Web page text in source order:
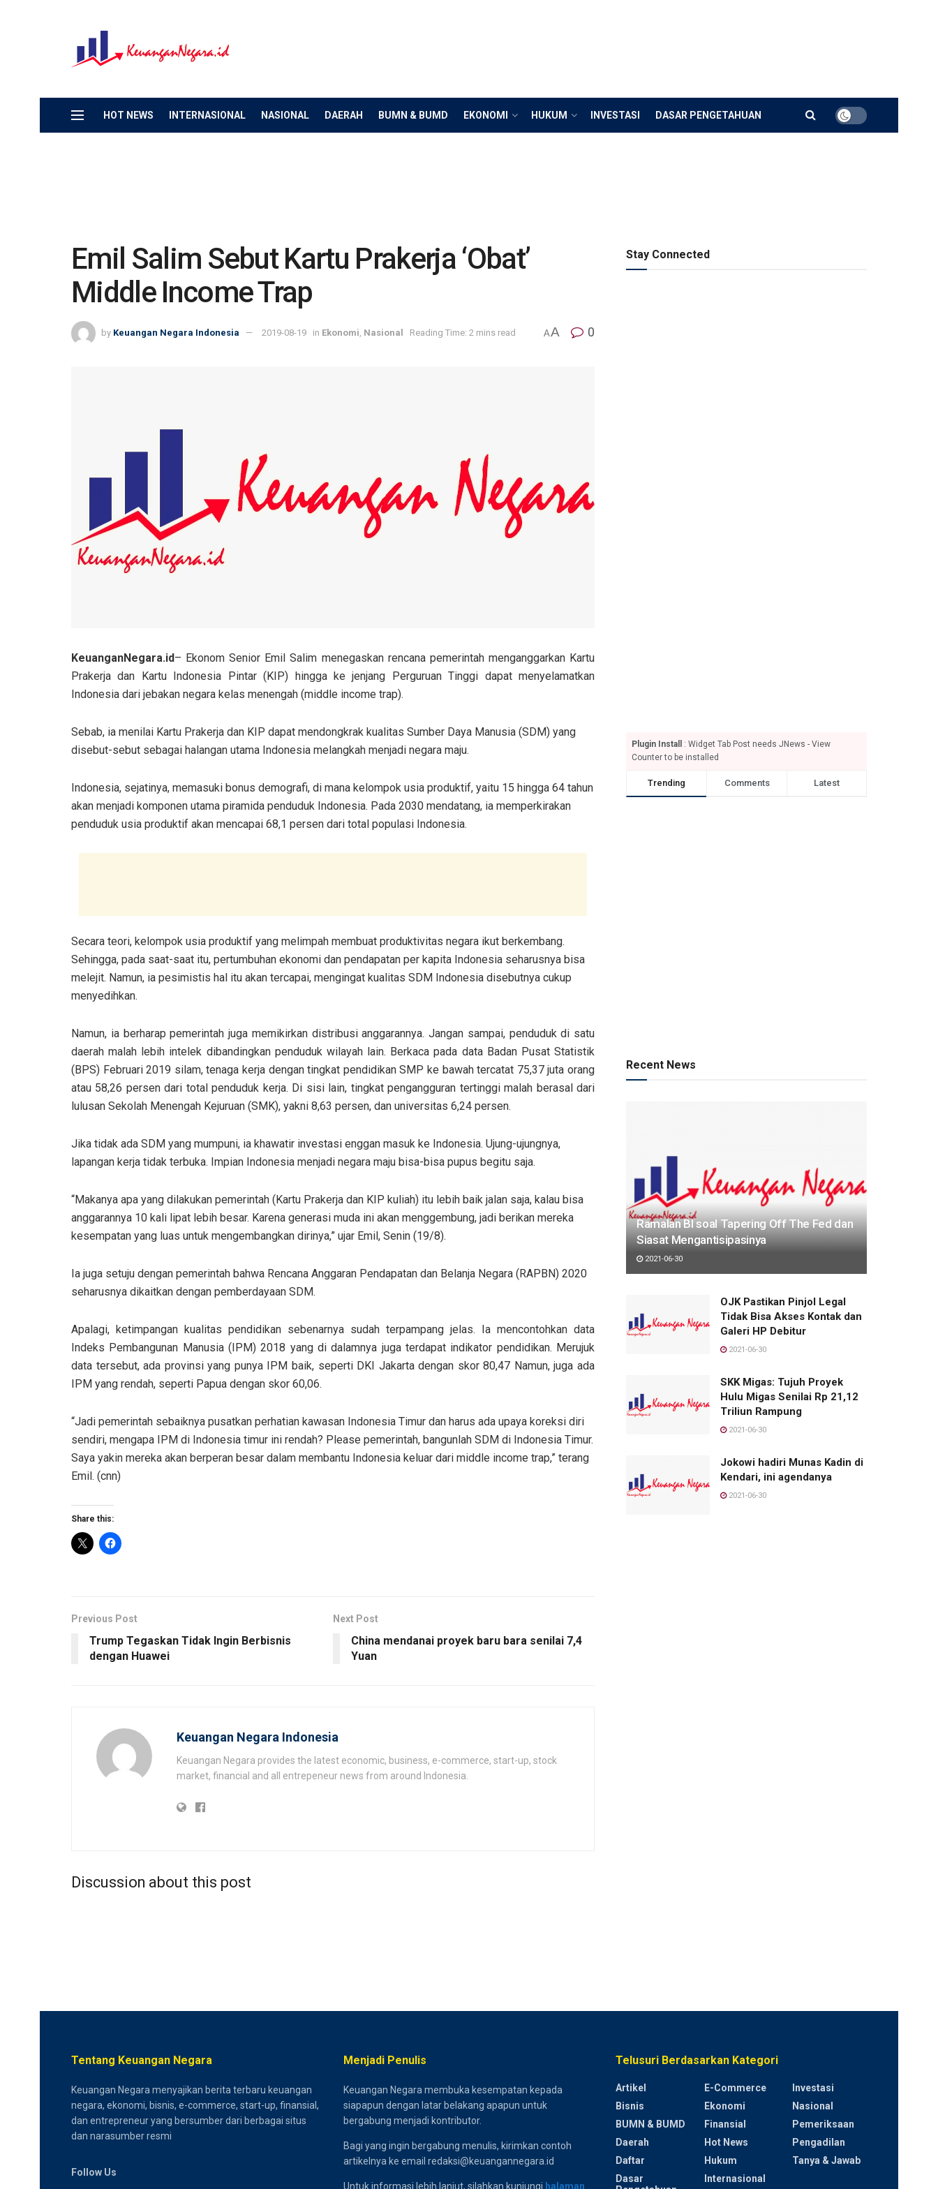
HOT NEWS INTERNASIONAL NASIONAL DAERAH BUMN & BUMD EKONOMI HUKUM INVESTASI DASAR PENGETAHUAN
Emil Salim Sebut Kartu Prakerja ‘Obat’
Middle Income Trap
by Keuangan Negara Indonesia 2019-08-19 in Ekonomi Nasional Reading Time: 2 mins read AA 0
KeuanganNegara.id– Ekonom Senior Emil Salim menegaskan rencana pemerintah menganggarkan Kartu
Prakerja dan Kartu Indonesia Pintar (KIP) hingga ke jenjang Perguruan Tinggi dapat menyelamatkan
Indonesia dari jebakan negara kelas menengah (middle income trap).
Sebab, ia menilai Kartu Prakerja dan KIP dapat mendongkrak kualitas Sumber Daya Manusia (SDM) yang
disebut-sebut sebagai halangan utama Indonesia melangkah menjadi negara maju.
Indonesia, sejatinya, memasuki bonus demografi, di mana kelompok usia produktif, yaitu 15 hingga 64 tahun
akan menjadi komponen utama piramida penduduk Indonesia. Pada 2030 mendatang, ia memperkirakan
penduduk usia produktif akan mencapai 68,1 persen dari total populasi Indonesia.
Secara teori, kelompok usia produktif yang melimpah membuat produktivitas negara ikut berkembang.
Sehingga, pada saat-saat itu, pertumbuhan ekonomi dan pendapatan per kapita Indonesia seharusnya bisa
melejit. Namun, ia pesimistis hal itu akan tercapai, mengingat kualitas SDM Indonesia disebutnya cukup
menyedihkan.
Namun, ia berharap pemerintah juga memikirkan distribusi anggarannya. Jangan sampai, penduduk di satu
daerah malah lebih intelek dibandingkan penduduk wilayah lain. Berkaca pada data Badan Pusat Statistik
(BPS) Februari 2019 silam, tenaga kerja dengan tingkat pendidikan SMP ke bawah tercatat 75,37 juta orang
atau 58,26 persen dari total penduduk kerja. Di sisi lain, tingkat pengangguran tertinggi malah berasal dari
lulusan Sekolah Menengah Kejuruan (SMK), yakni 8,63 persen, dan universitas 6,24 persen.
Jika tidak ada SDM yang mumpuni, ia khawatir investasi enggan masuk ke Indonesia. Ujung-ujungnya,
lapangan kerja tidak terbuka. Impian Indonesia menjadi negara maju bisa-bisa pupus begitu saja.
“Makanya apa yang dilakukan pemerintah (Kartu Prakerja dan KIP kuliah) itu lebih baik jalan saja, kalau bisa
anggarannya 10 kali lipat lebih besar. Karena generasi muda ini akan menggembung, jadi berikan mereka
kesempatan yang luas untuk mengembangkan dirinya,” ujar Emil, Senin (19/8).
Ia juga setuju dengan pemerintah bahwa Rencana Anggaran Pendapatan dan Belanja Negara (RAPBN) 2020
seharusnya dikaitkan dengan pemberdayaan SDM.
Apalagi, ketimpangan kualitas pendidikan sebenarnya sudah terpampang jelas. Ia mencontohkan data
Indeks Pembangunan Manusia (IPM) 2018 yang di dalamnya juga terdapat indikator pendidikan. Merujuk
data tersebut, ada provinsi yang punya IPM baik, seperti DKI Jakarta dengan skor 80,47 Namun, juga ada
IPM yang rendah, seperti Papua dengan skor 60,06.
“Jadi pemerintah sebaiknya pusatkan perhatian kawasan Indonesia Timur dan harus ada upaya koreksi diri
sendiri, mengapa IPM di Indonesia timur ini rendah? Please pemerintah, bangunlah SDM di Indonesia Timur.
Saya yakin mereka akan berperan besar dalam membantu Indonesia keluar dari middle income trap,” terang
Emil. (cnn)
Share this:
Previous Post
Trump Tegaskan Tidak Ingin Berbisnis
dengan Huawei
Next Post
China mendanai proyek baru bara senilai 7,4
Yuan
Keuangan Negara Indonesia
Keuangan Negara provides the latest economic, business, e-commerce, start-up, stock
market, financial and all entrepeneur news from around Indonesia.
Discussion about this post
Stay Connected
Plugin Install
: Widget Tab Post needs JNews - View
Counter to be installed
Trending Comments Latest
Recent News
Ramalan BI soal Tapering Off The Fed dan
Siasat Mengantisipasinya
2021-06-30
OJK Pastikan Pinjol Legal
Tidak Bisa Akses Kontak dan
Galeri HP Debitur
2021-06-30
SKK Migas: Tujuh Proyek
Hulu Migas Senilai Rp 21,12
Triliun Rampung
2021-06-30
Jokowi hadiri Munas Kadin di
Kendari, ini agendanya
2021-06-30
Tentang Keuangan Negara
Keuangan Negara menyajikan berita terbaru keuangan
negara, ekonomi, bisnis, e-commerce, start-up, finansial,
dan entrepreneur yang bersumber dari berbagai situs
dan narasumber resmi
Follow Us
Menjadi Penulis
Keuangan Negara membuka kesempatan kepada
siapapun dengan latar belakang apapun untuk
bergabung menjadi kontributor.
Bagi yang ingin bergabung menulis, kirimkan contoh
artikelnya ke email redaksi@keuangannegara.id
Untuk informasi lebih lanjut, silahkan kunjungi halaman
Telusuri Berdasarkan Kategori
Artikel
Bisnis
BUMN & BUMD
Daerah
Daftar
Dasar
E-Commerce
Ekonomi
Finansial
Hot News
Hukum
Internasional
Investasi
Nasional
Pemeriksaan
Pengadilan
Tanya & Jawab